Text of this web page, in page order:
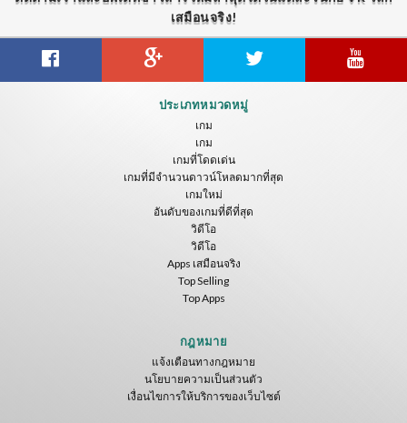
เสมือนจริง!
ประเภทหมวดหมู่
เกม
เกม
เกมที่โดดเด่น
เกมที่มีจำนวนดาวน์โหลดมากที่สุด
เกมใหม่
อันดับของเกมที่ดีที่สุด
วิดีโอ
วิดีโอ
Apps เสมือนจริง
Top Selling
Top Apps
กฎหมาย
แจ้งเตือนทางกฎหมาย
นโยบายความเป็นส่วนตัว
เงื่อนไขการให้บริการของเว็บไซต์